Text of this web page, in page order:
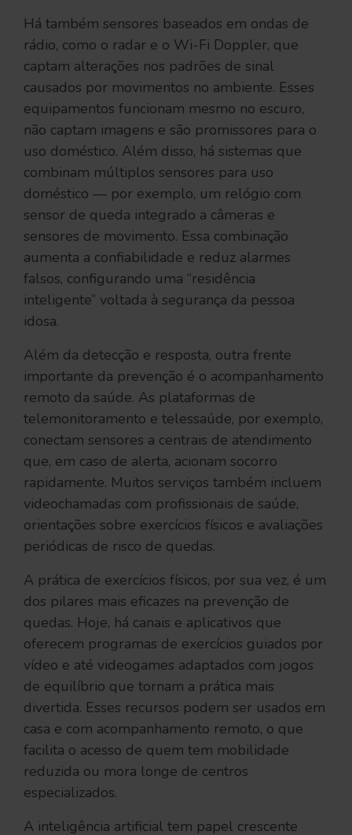
Há também sensores baseados em ondas de
rádio, como o radar e o Wi-Fi Doppler, que
captam alterações nos padrões de sinal
causados por movimentos no ambiente. Esses
equipamentos funcionam mesmo no escuro,
não captam imagens e são promissores para o
uso doméstico. Além disso, há sistemas que
combinam múltiplos sensores para uso
doméstico — por exemplo, um relógio com
sensor de queda integrado a câmeras e
sensores de movimento. Essa combinação
aumenta a confiabilidade e reduz alarmes
falsos, configurando uma “residência
inteligente” voltada à segurança da pessoa
idosa.
Além da detecção e resposta, outra frente
importante da prevenção é o acompanhamento
remoto da saúde. As plataformas de
telemonitoramento e telessaúde, por exemplo,
conectam sensores a centrais de atendimento
que, em caso de alerta, acionam socorro
rapidamente. Muitos serviços também incluem
videochamadas com profissionais de saúde,
orientações sobre exercícios físicos e avaliações
periódicas de risco de quedas.
A prática de exercícios físicos, por sua vez, é um
dos pilares mais eficazes na prevenção de
quedas. Hoje, há canais e aplicativos que
oferecem programas de exercícios guiados por
vídeo e até videogames adaptados com jogos
de equilíbrio que tornam a prática mais
divertida. Esses recursos podem ser usados em
casa e com acompanhamento remoto, o que
facilita o acesso de quem tem mobilidade
reduzida ou mora longe de centros
especializados.
A inteligência artificial tem papel crescente